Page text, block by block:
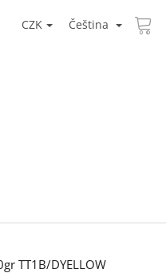
CZK Čeština
TT1B/DYELLOW